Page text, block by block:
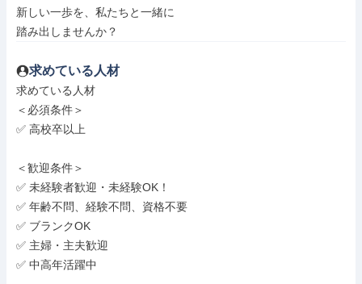
新しい一歩を、私たちと一緒に
踏み出しませんか？
求めている人材
求めている人材
＜必須条件＞
✅ 高校卒以上
＜歓迎条件＞
✅ 未経験者歓迎・未経験OK！
✅ 年齢不問、経験不問、資格不要
✅ ブランクOK
✅ 主婦・主夫歓迎
✅ 中高年活躍中